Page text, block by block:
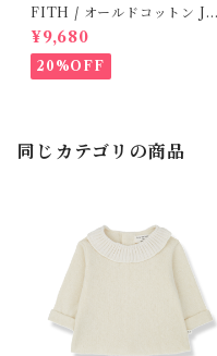
FITH / オールドコットン JO
Y Tシャツ(Black) / Size 1・2
¥9,680
20%OFF
同じカテゴリの商品